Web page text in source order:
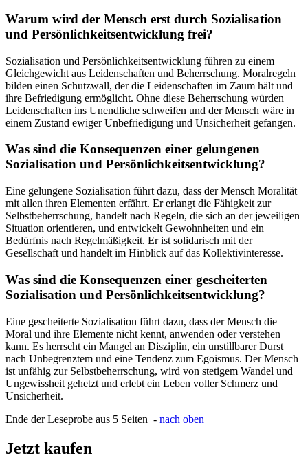
Warum wird der Mensch erst durch Sozialisation
und Persönlichkeitsentwicklung frei?
Sozialisation und Persönlichkeitsentwicklung führen zu einem
Gleichgewicht aus Leidenschaften und Beherrschung. Moralregeln
bilden einen Schutzwall, der die Leidenschaften im Zaum hält und
ihre Befriedigung ermöglicht. Ohne diese Beherrschung würden
Leidenschaften ins Unendliche schweifen und der Mensch wäre in
einem Zustand ewiger Unbefriedigung und Unsicherheit gefangen.
Was sind die Konsequenzen einer gelungenen
Sozialisation und Persönlichkeitsentwicklung?
Eine gelungene Sozialisation führt dazu, dass der Mensch Moralität
mit allen ihren Elementen erfährt. Er erlangt die Fähigkeit zur
Selbstbeherrschung, handelt nach Regeln, die sich an der jeweiligen
Situation orientieren, und entwickelt Gewohnheiten und ein
Bedürfnis nach Regelmäßigkeit. Er ist solidarisch mit der
Gesellschaft und handelt im Hinblick auf das Kollektivinteresse.
Was sind die Konsequenzen einer gescheiterten
Sozialisation und Persönlichkeitsentwicklung?
Eine gescheiterte Sozialisation führt dazu, dass der Mensch die
Moral und ihre Elemente nicht kennt, anwenden oder verstehen
kann. Es herrscht ein Mangel an Disziplin, ein unstillbarer Durst
nach Unbegrenztem und eine Tendenz zum Egoismus. Der Mensch
ist unfähig zur Selbstbeherrschung, wird von stetigem Wandel und
Ungewissheit gehetzt und erlebt ein Leben voller Schmerz und
Unsicherheit.
Ende der Leseprobe aus 5 Seiten - nach oben
Jetzt kaufen